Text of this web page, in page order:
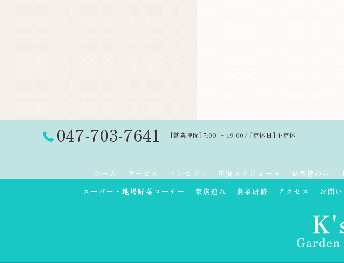
047-703-7641 [営業時間] 7:00 ～ 19:00 / [定休日] 不定休
ホーム サービス コンセプト 年間スケジュール お客様の声
スーパー・地場野菜コーナー
家族連れ 農業研修 アクセス お問